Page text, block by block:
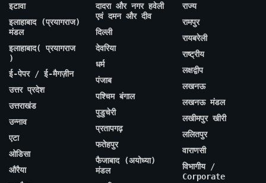
इटावा
इलाहाबाद (प्रयागराज)
मंडल
इलाहाबाद( प्रयागराज
)
ई-पेपर / ई-मैगज़ीन
उत्तर प्रदेश
उत्तराखंड
उन्नाव
एटा
ओडिसा
औरैया
दादरा और नगर हवेली
एवं दमन और दीव
दिल्ली
देवरिया
धर्म
पंजाब
पश्चिम बंगाल
पुडुचेरी
प्रतापगढ़
फतेहपुर
फैजाबाद (अयोध्या)
मंडल
राज्य
रामपुर
रायबरेली
राष्ट्रीय
लक्षद्वीप
लखनऊ
लखनऊ मंडल
लखीमपुर खीरी
ललितपुर
वाराणसी
विभागीय /
Corporate